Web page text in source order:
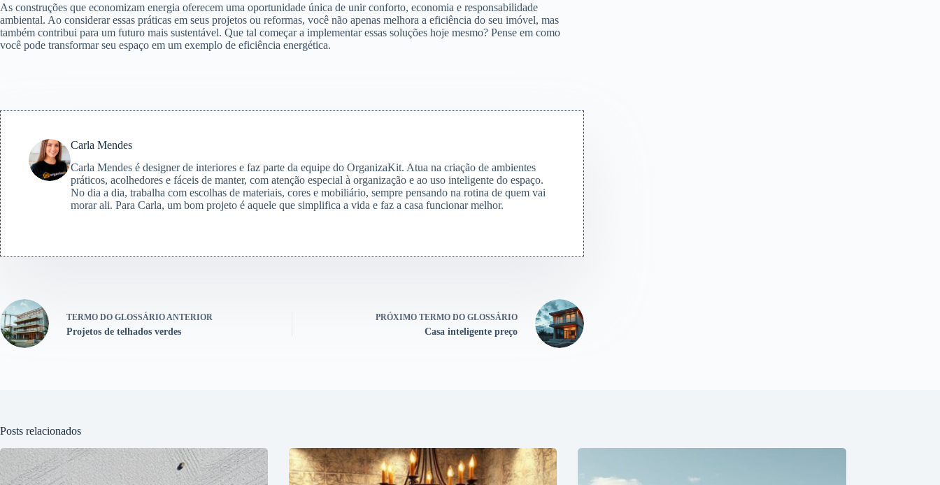
As construções que economizam energia oferecem uma oportunidade única de unir conforto, economia e responsabilidade
ambiental. Ao considerar essas práticas em seus projetos ou reformas, você não apenas melhora a eficiência do seu imóvel, mas
também contribui para um futuro mais sustentável. Que tal começar a implementar essas soluções hoje mesmo? Pense em como
você pode transformar seu espaço em um exemplo de eficiência energética.
Carla Mendes
Carla Mendes é designer de interiores e faz parte da equipe do OrganizaKit. Atua na criação de ambientes
práticos, acolhedores e fáceis de manter, com atenção especial à organização e ao uso inteligente do espaço.
No dia a dia, trabalha com escolhas de materiais, cores e mobiliário, sempre pensando na rotina de quem vai
morar ali. Para Carla, um bom projeto é aquele que simplifica a vida e faz a casa funcionar melhor.
TERMO DO GLOSSÁRIOANTERIOR
Projetos de telhados verdes
PRÓXIMO TERMO DO GLOSSÁRIO
Casa inteligente preço
Posts relacionados